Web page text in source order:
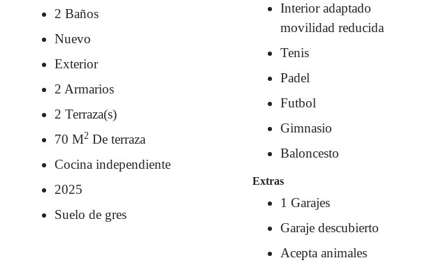
2 Baños
Nuevo
Exterior
2 Armarios
2 Terraza(s)
70 M2 De terraza
Cocina independiente
2025
Suelo de gres
Interior adaptado
movilidad reducida
Tenis
Padel
Futbol
Gimnasio
Baloncesto
Extras
1 Garajes
Garaje descubierto
Acepta animales